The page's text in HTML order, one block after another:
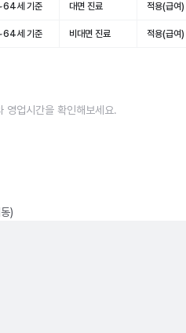
세 기준 대면 진료 적용(급여)
세 기준 비대면 진료 적용(급여)
영업시간을 확인해보세요.
)